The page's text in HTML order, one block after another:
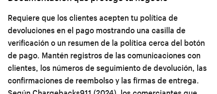
Requiere que los clientes acepten tu política de
devoluciones en el pago mostrando una casilla de
verificación o un resumen de la política cerca del botón
de pago. Mantén registros de las comunicaciones con
clientes, los números de seguimiento de devolución, las
confirmaciones de reembolso y las firmas de entrega.